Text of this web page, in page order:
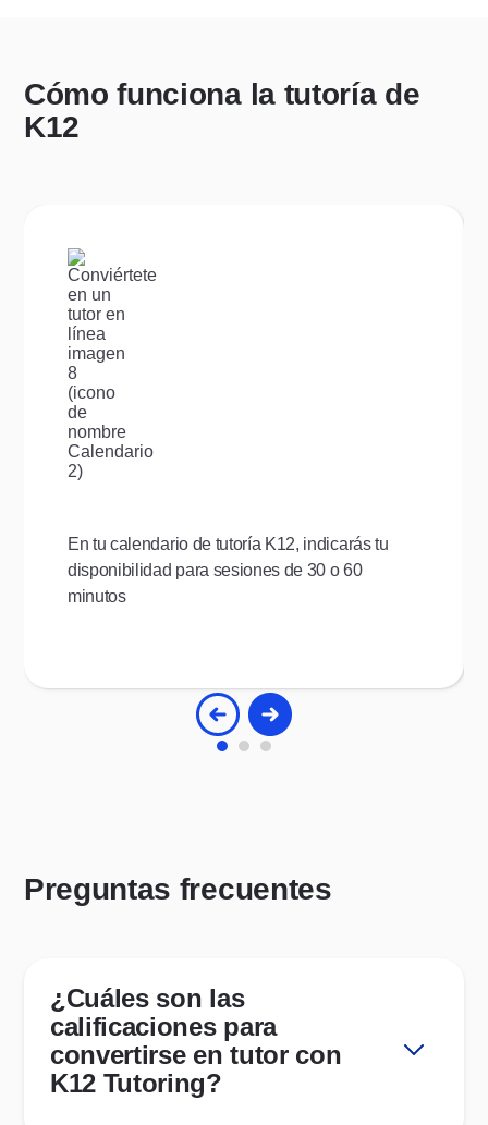
Cómo funciona la tutoría de
K12
En tu calendario de tutoría K12, indicarás tu
disponibilidad para sesiones de 30 o 60
minutos
Preguntas frecuentes
¿Cuáles son las
calificaciones para
convertirse en tutor con
K12 Tutoring?